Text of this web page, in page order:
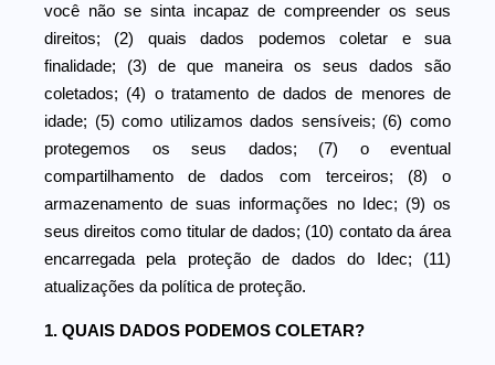
você não se sinta incapaz de compreender os seus
direitos; (2) quais dados podemos coletar e sua
finalidade; (3) de que maneira os seus dados são
coletados; (4) o tratamento de dados de menores de
idade; (5) como utilizamos dados sensíveis; (6) como
protegemos os seus dados; (7) o eventual
compartilhamento de dados com terceiros; (8) o
armazenamento de suas informações no Idec; (9) os
seus direitos como titular de dados; (10) contato da área
encarregada pela proteção de dados do Idec; (11)
atualizações da política de proteção.
1. QUAIS DADOS PODEMOS COLETAR?